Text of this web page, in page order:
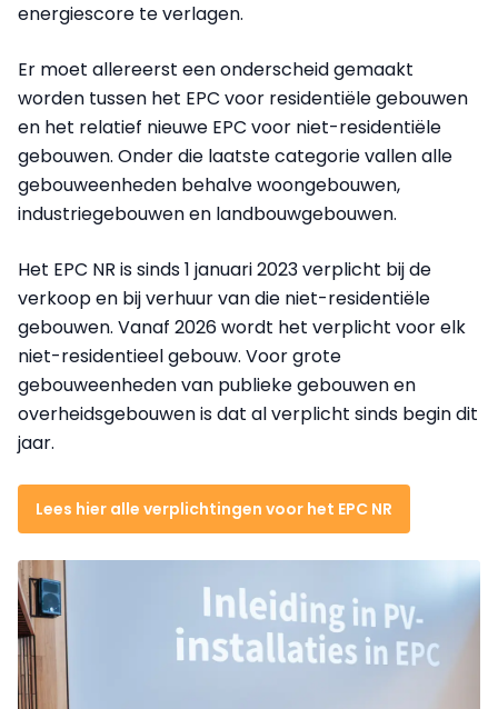
energiescore te verlagen.
Er moet allereerst een onderscheid gemaakt
worden tussen het EPC voor residentiële gebouwen
en het relatief nieuwe EPC voor niet-residentiële
gebouwen. Onder die laatste categorie vallen alle
gebouweenheden behalve woongebouwen,
industriegebouwen en landbouwgebouwen.
Het EPC NR is sinds 1 januari 2023 verplicht bij de
verkoop en bij verhuur van die niet-residentiële
gebouwen. Vanaf 2026 wordt het verplicht voor elk
niet-residentieel gebouw. Voor grote
gebouweenheden van publieke gebouwen en
overheidsgebouwen is dat al verplicht sinds begin dit
jaar.
Lees hier alle verplichtingen voor het EPC NR